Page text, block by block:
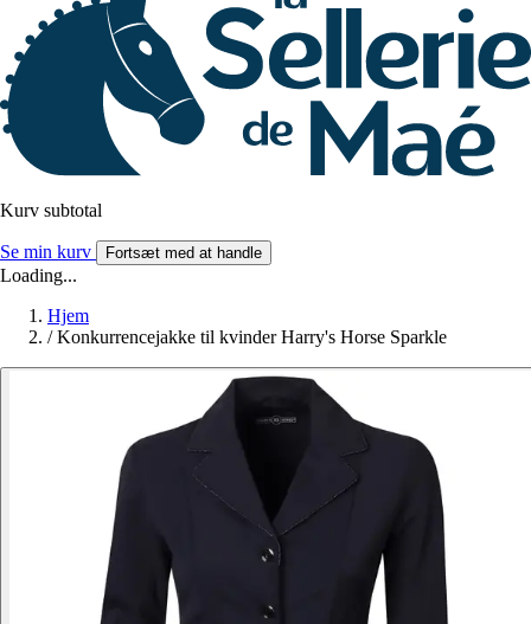
Kurv subtotal
Se min kurv Fortsæt med at handle
Loading...
Hjem
/ Konkurrencejakke til kvinder Harry's Horse Sparkle